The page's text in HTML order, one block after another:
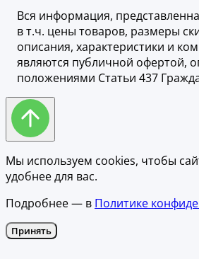
Вся информация,
в т.ч. цены товаров, размеры
описания, характеристики и
являются публичной офертой,
положениями Статьи 437
Мы используем cookies, чтобы
удобнее для вас.
Подробнее — в Политике
Принять